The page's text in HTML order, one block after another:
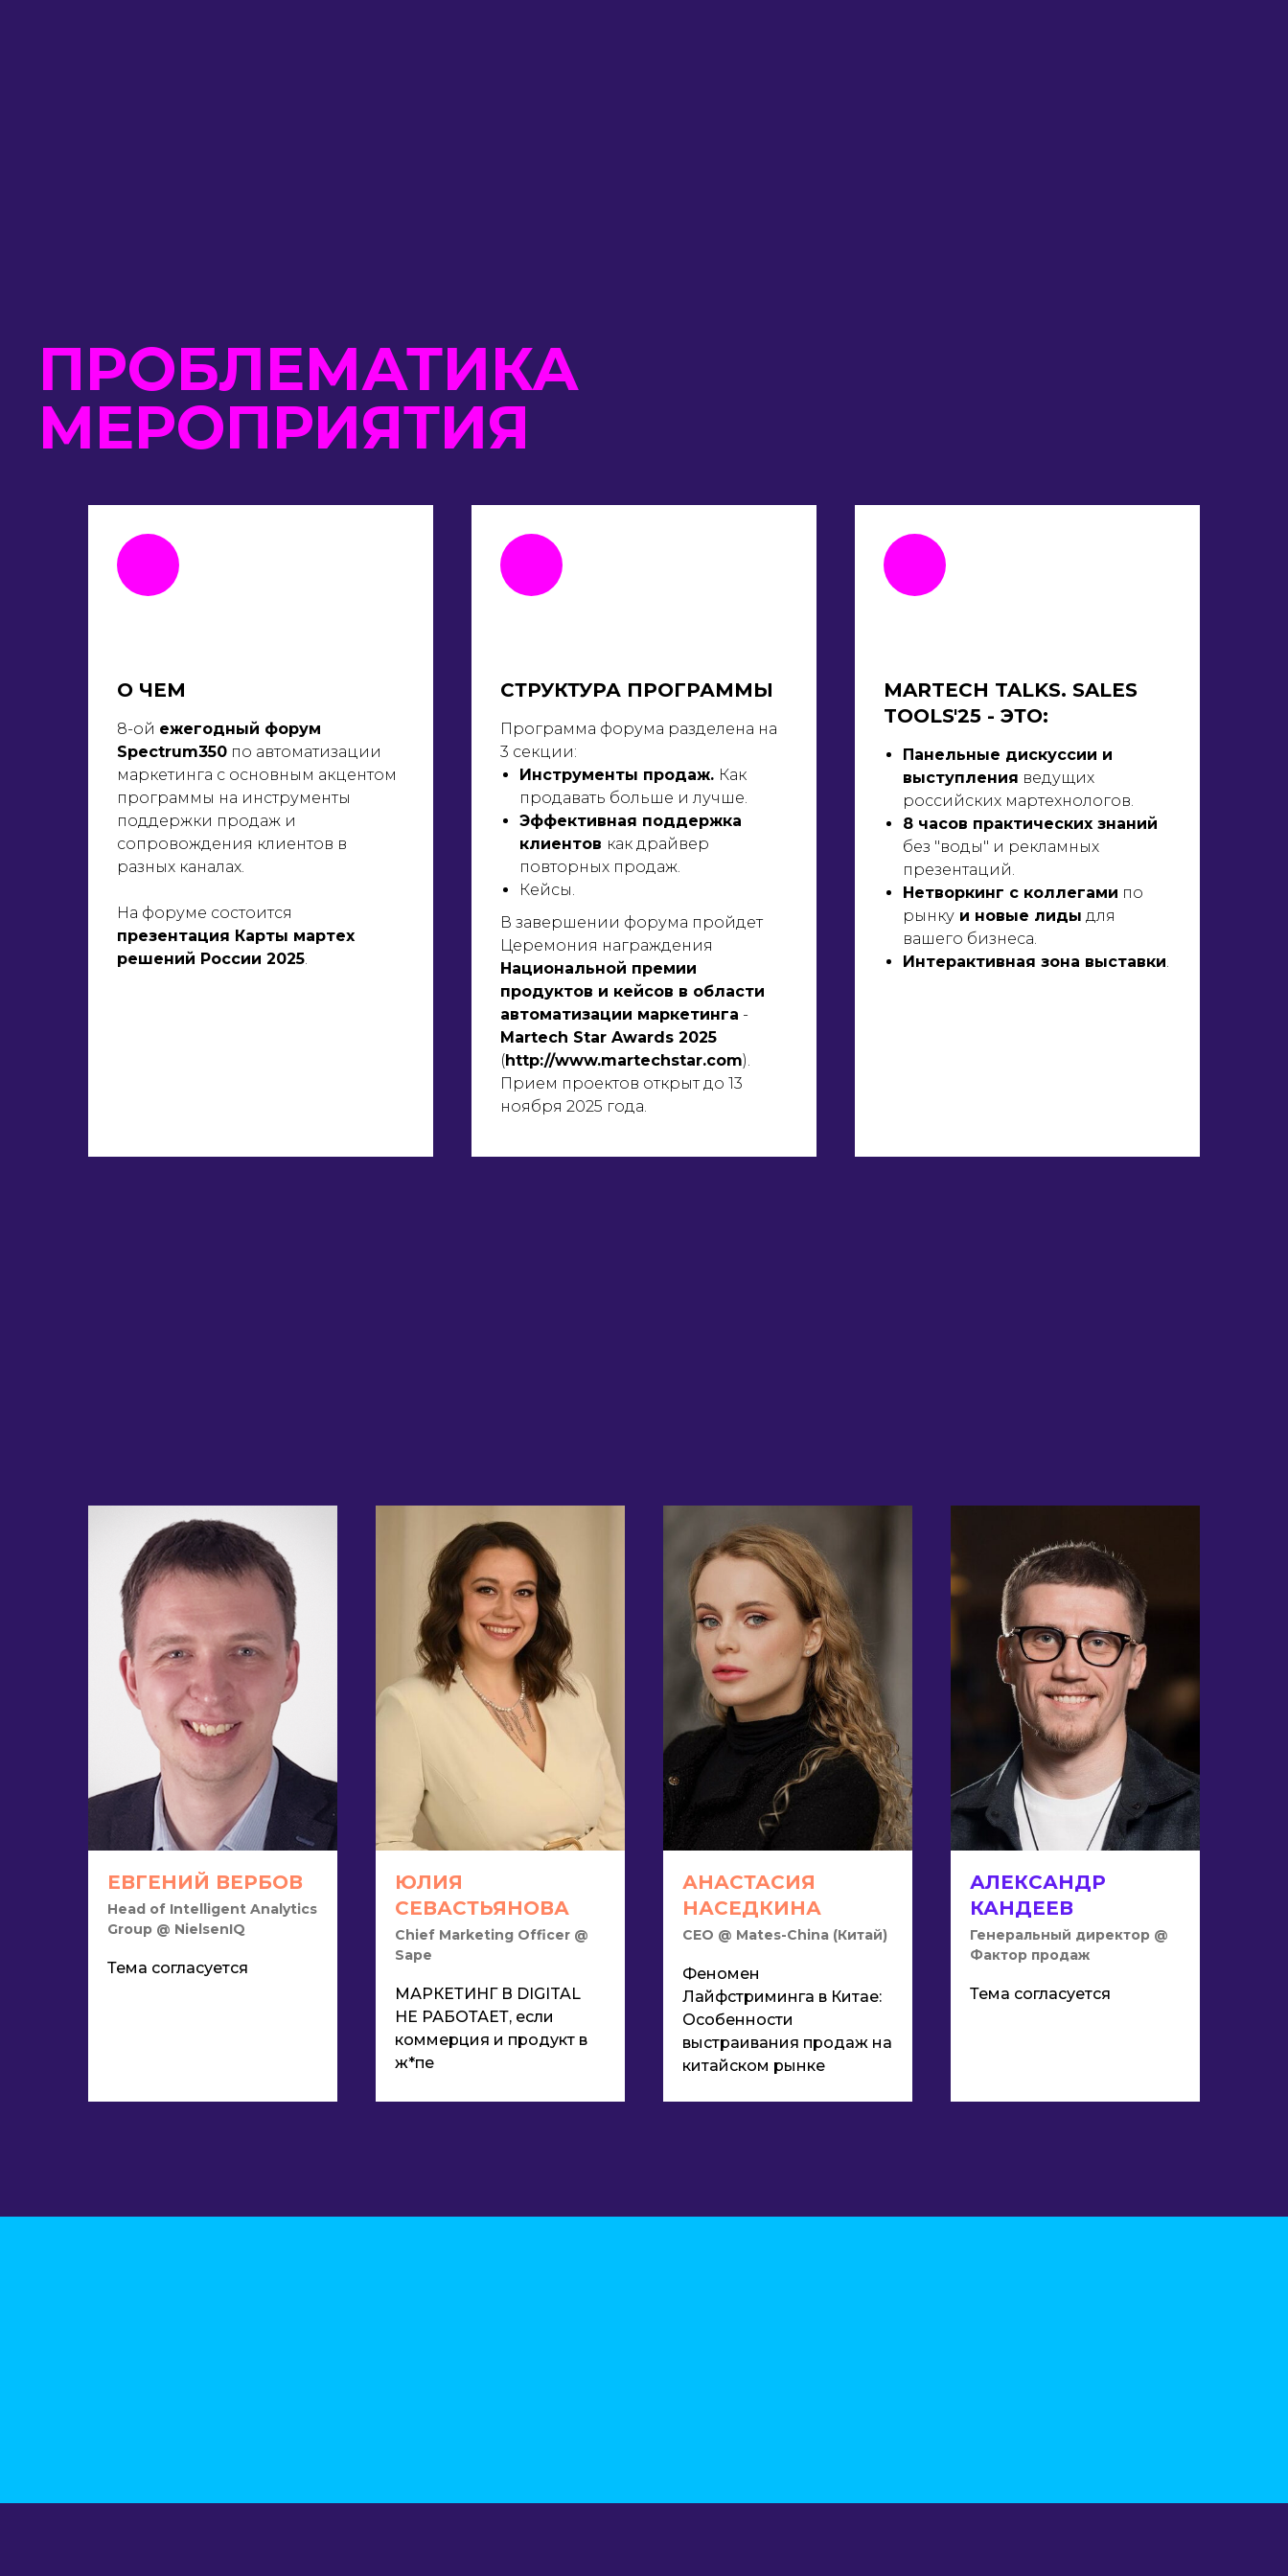
О ЧЕМ
8-ой ежегодный форум
Spectrum350 по автоматизации
маркетинга c основным акцентом
программы на инструменты
поддержки продаж и
сопровождения клиентов в
разных каналах.
На форуме состоится
презентация Карты мартех
решений России 2025.
СТРУКТУРА ПРОГРАММЫ
Программа форума разделена на
3 секции:
Инструменты продаж. Как
продавать больше и лучше.
Эффективная поддержка
клиентов как драйвер
повторных продаж.
Кейсы.
В завершении форума пройдет
Церемония награждения
Национальной премии
продуктов и кейсов в области
автоматизации маркетинга -
Martech Star Awards 2025
(http://www.martechstar.com).
Прием проектов открыт до 13
ноября 2025 года.
MARTECH TALKS. SALES
TOOLS'25 - ЭТО:
Панельные дискуссии и
выступления ведущих
российских мартехнологов.
8 часов практических знаний
без "воды" и рекламных
презентаций.
Нетворкинг с коллегами по
рынку и новые лиды для
вашего бизнеса.
Интерактивная зона выставки.
ЕВГЕНИЙ ВЕРБОВ
Head of Intelligent Analytics
Group @ NielsenIQ
Тема согласуется
ЮЛИЯ
СЕВАСТЬЯНОВА
Chief Marketing Officer @
Sape
МАРКЕТИНГ В DIGITAL
НЕ РАБОТАЕТ, если
коммерция и продукт в
ж*пе
АНАСТАСИЯ
НАСЕДКИНА
CEO @ Mates-China (Китай)
Феномен
Лайфстриминга в Китае:
Особенности
выстраивания продаж на
китайском рынке
АЛЕКСАНДР
КАНДЕЕВ
Генеральный директор @
Фактор продаж
Тема согласуется